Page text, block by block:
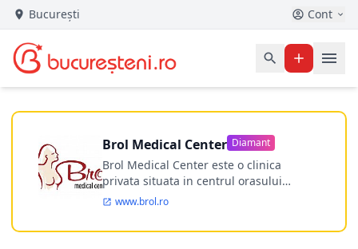
București Cont
Brol Medical Center Diamant
Brol Medical Center este o clinica
privata situata in centrul orasului
Timisoara avand o experienta de
Incepand din anul 2009 clinica isi
www.brol.ro